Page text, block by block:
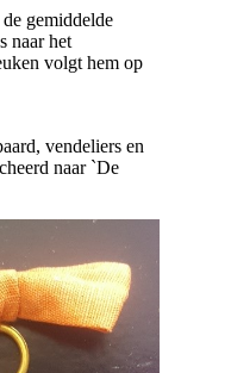
gemiddelde
naar het
volgt hem op
vendeliers en
naar `De